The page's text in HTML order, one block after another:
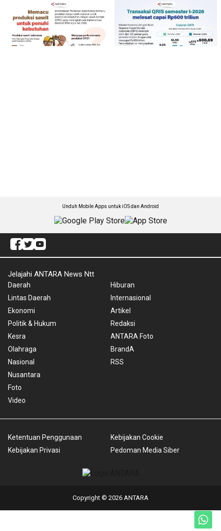
Unduh Mobile Apps untuk iOS dan Android
Jelajahi ANTARA News Ntt
Daerah
Lintas Daerah
Ekonomi
Politik & Hukum
Kesra
Olahraga
Nasional
Nusantara
Foto
Video
Hiburan
Internasional
Artikel
Redaksi
ANTARA Foto
BrandA
RSS
Ketentuan Penggunaan
Kebijakan Privasi
Kebijakan Cookie
Pedoman Media Siber
Copyright © 2026 ANTARA